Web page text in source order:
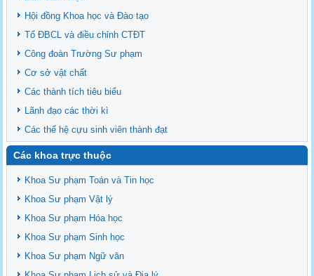
Hội đồng Khoa học và Đào tạo
Tổ ĐBCL và điều chỉnh CTĐT
Công đoàn Trường Sư phạm
Cơ sở vật chất
Các thành tích tiêu biểu
Lãnh đạo các thời kì
Các thế hệ cựu sinh viên thành đạt
Các khoa trực thuộc
Khoa Sư phạm Toán và Tin học
Khoa Sư phạm Vật lý
Khoa Sư phạm Hóa học
Khoa Sư phạm Sinh học
Khoa Sư phạm Ngữ văn